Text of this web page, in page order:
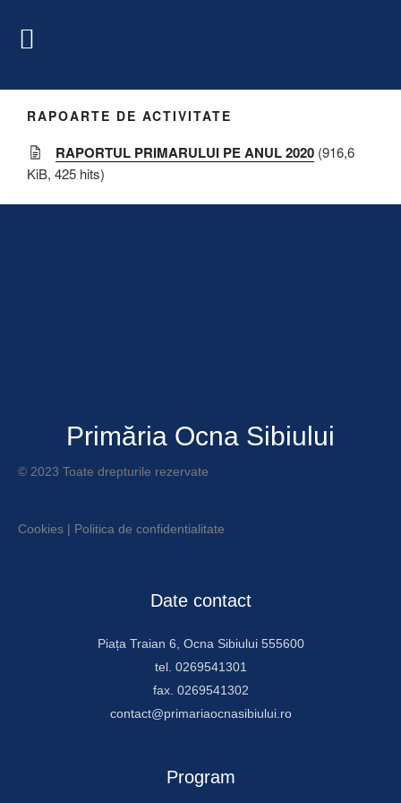
RAPOARTE DE ACTIVITATE
RAPORTUL PRIMARULUI PE ANUL 2020 (916,6
KiB, 425 hits)
Primăria Ocna Sibiului
© 2023 Toate drepturile rezervate
Cookies | Politica de confidentialitate
Date contact
Piața Traian 6, Ocna Sibiului 555600
tel. 0269541301
fax. 0269541302
contact@primariaocnasibiului.ro
Program